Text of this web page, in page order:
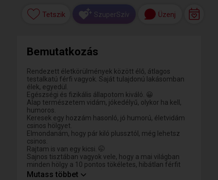
Tetszik SzuperSzív Üzenj
Bemutatkozás
Rendezett életkörülmények között élő, átlagos
testalkatú férfi vagyok. Saját tulajdonú lakásomban
élek, egyedül.
Egészségi és fizikális állapotom kiváló. 😀
Alap természetem vidám, jókedélyű, olykor ha kell,
humoros.
Keresek egy hozzám hasonló, jó humorú, életvidám
csinos hölgyet.
Elmondanám, hogy pár kiló plussztól, még lehetsz
csinos.
Rajtam is van egy kicsi. 🤭
Sajnos tisztában vagyok vele, hogy a mai világban
minden hölgy a 10 pontos tökéletes, hibátlan férfit
keresi, még 50 fölött is.😥
Mutass többet